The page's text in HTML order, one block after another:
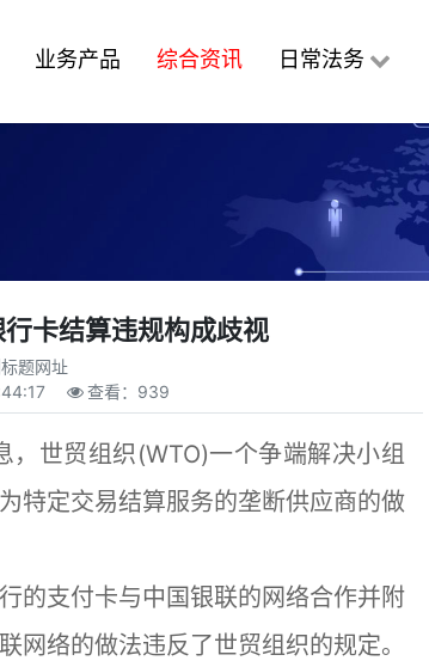
业务产品 综合资讯 日常法务
卡结算违规构成歧视
题网址
查看： 939
世贸组织(WTO)一个争端解决小组
特定交易结算服务的垄断供应商的做
支付卡与中国银联的网络合作并附
网络的做法违反了世贸组织的规定。